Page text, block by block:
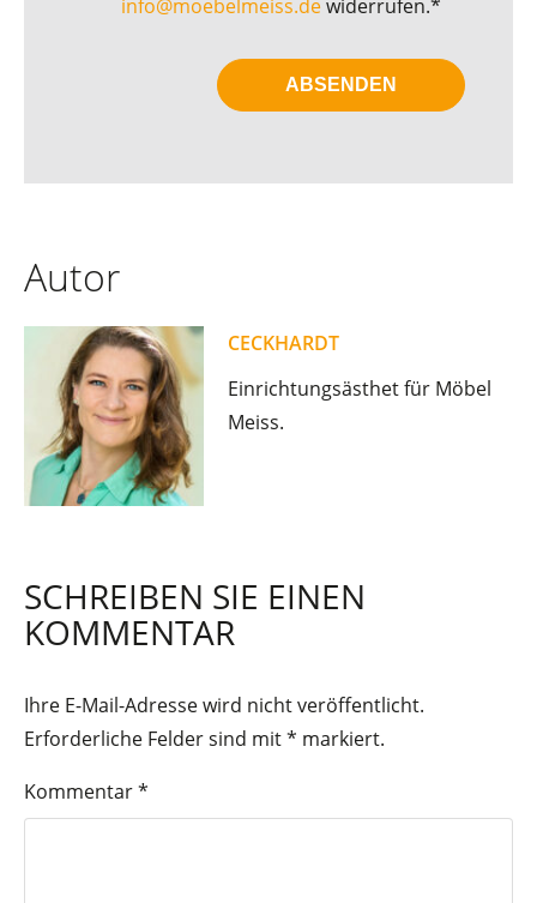
info@moebelmeiss.dewiderrufen.*
Autor
CECKHARDT
Einrichtungsästhet für Möbel
Meiss.
SCHREIBEN SIE EINEN
KOMMENTAR
Ihre E-Mail-Adresse wird nicht veröffentlicht.
Erforderliche Felder sind mit* markiert.
Kommentar*